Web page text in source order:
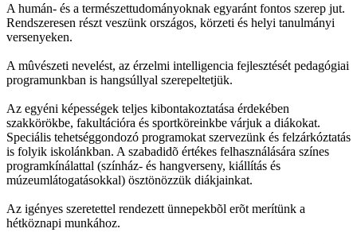
A humán- és a természettudományoknak egyaránt fontos szerep jut.
Rendszeresen részt veszünk országos, körzeti és helyi tanulmányi
versenyeken.
A mûvészeti nevelést, az érzelmi intelligencia fejlesztését pedagógiai
programunkban is hangsúllyal szerepeltetjük.
Az egyéni képességek teljes kibontakoztatása érdekében
szakkörökbe, fakultációra és sportköreinkbe várjuk a diákokat.
Speciális tehetséggondozó programokat szervezünk és felzárkóztatás
is folyik iskolánkban. A szabadidõ értékes felhasználására színes
programkínálattal (színház- és hangverseny, kiállítás és
múzeumlátogatásokkal) ösztönözzük diákjainkat.
Az igényes szeretettel rendezett ünnepekbõl erõt merítünk a
hétköznapi munkához.